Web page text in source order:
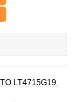
LT4715G19